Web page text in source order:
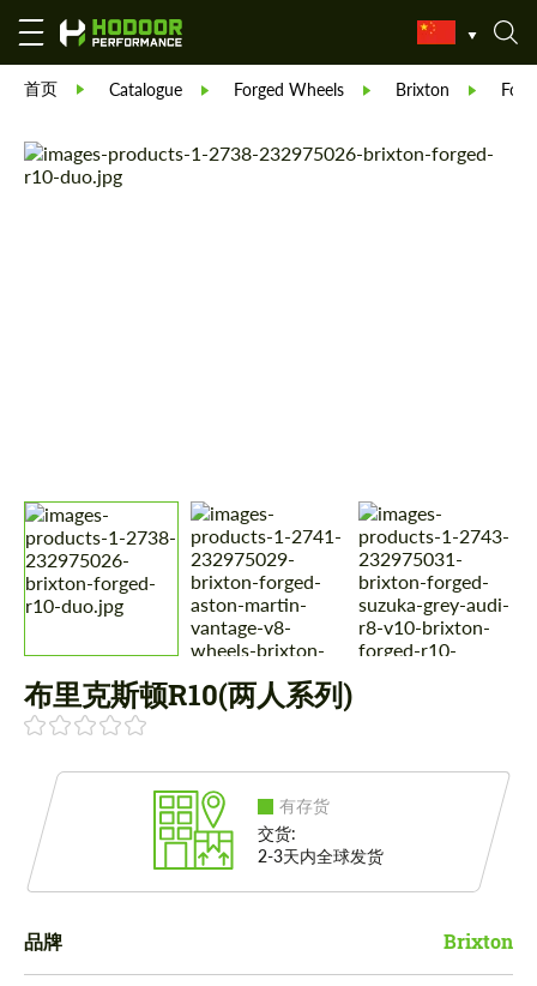
首页 Catalogue Forged Wheels Brixton
布里克斯顿R10(两人系列)
有存货
交货:
2-3天内全球发货
品牌 Brixton